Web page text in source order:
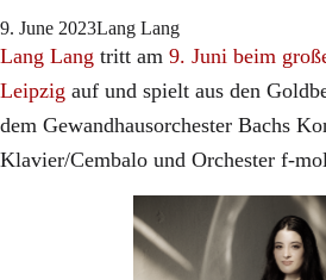
9. June 2023Lang Lang
Lang Lang tritt am 9. Juni beim
Leipzig auf und spielt aus den
dem Gewandhausorchester Bachs
Klavier/Cembalo und Orchester f-